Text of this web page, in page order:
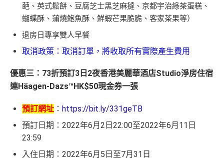
葩、英式鬆餅、豆腐芝士黑芝麻撻、京都宇治綠茶蛋糕、
蝴蝶酥、蒲燒鮑魚酥、鮮蝦芒果脆脆、客家茶果等）
退房日專享雙人早餐
取消政策：取消訂單，將收取所有實際產生費用
優惠三：73折預訂3日2夜香港美麗華酒店Studio淨房住宿
連Häagen-Dazs™️HK$50現金券一張
預訂網址 ： https://bit.ly/331geTB
預訂日期：2022年6月2日22:00至2022年6月11日
23:59
入住日期：2022年6月5日至7月31日